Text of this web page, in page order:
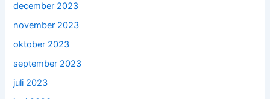
december 2023
november 2023
oktober 2023
september 2023
juli 2023